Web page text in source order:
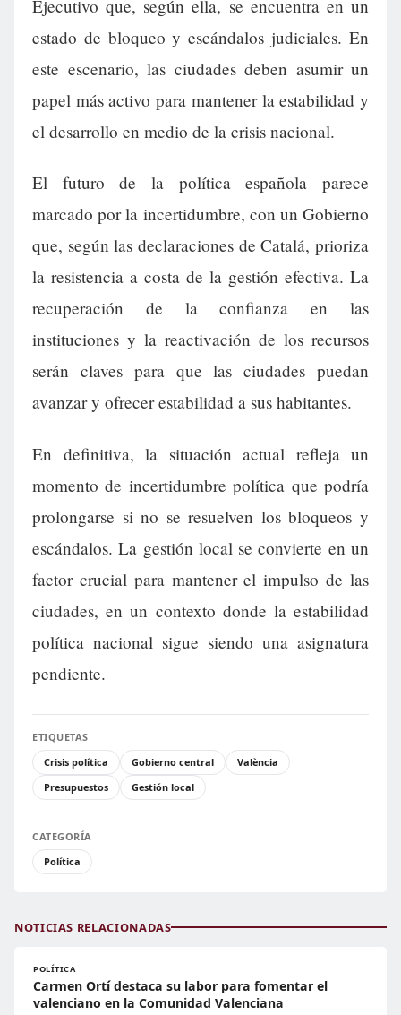
Ejecutivo que, según ella, se encuentra en un
estado de bloqueo y escándalos judiciales. En
este escenario, las ciudades deben asumir un
papel más activo para mantener la estabilidad y
el desarrollo en medio de la crisis nacional.
El futuro de la política española parece
marcado por la incertidumbre, con un Gobierno
que, según las declaraciones de Catalá, prioriza
la resistencia a costa de la gestión efectiva. La
recuperación de la confianza en las
instituciones y la reactivación de los recursos
serán claves para que las ciudades puedan
avanzar y ofrecer estabilidad a sus habitantes.
En definitiva, la situación actual refleja un
momento de incertidumbre política que podría
prolongarse si no se resuelven los bloqueos y
escándalos. La gestión local se convierte en un
factor crucial para mantener el impulso de las
ciudades, en un contexto donde la estabilidad
política nacional sigue siendo una asignatura
pendiente.
ETIQUETAS
Crisis política
Gobierno central
València
Presupuestos
Gestión local
CATEGORÍA
Política
NOTICIAS RELACIONADAS
POLÍTICA
Carmen Ortí destaca su labor para fomentar el
valenciano en la Comunidad Valenciana